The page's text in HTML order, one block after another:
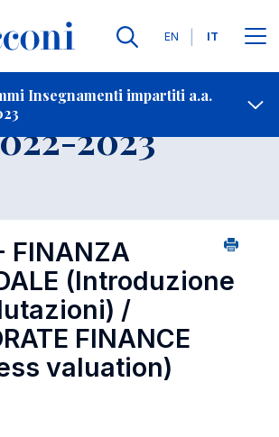
Lingue
EN IT
Insegnamenti impartiti a.a.
Contatti
2023
FINANZA
(Introduzione
/
FINANCE
valuation)